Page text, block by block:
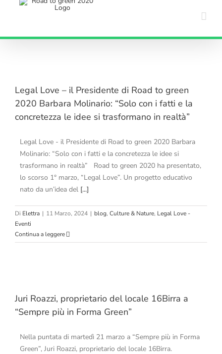
Legal Love – il Presidente di Road to green
2020 Barbara Molinario: “Solo con i fatti e la
concretezza le idee si trasformano in realtà”
Legal Love - il Presidente di Road to green 2020 Barbara
Molinario: “Solo con i fatti e la concretezza le idee si
trasformano in realtà” Road to green 2020 ha presentato,
lo scorso 1° marzo, “Legal Love”. Un progetto educativo
nato da un’idea del [...]
Di Elettra | 11 Marzo, 2024 | blog, Culture & Nature, Legal Love -
Eventi
Continua a leggere
Juri Roazzi, proprietario del locale 16Birra a
“Sempre più in Forma Green”
Nella puntata di martedì 21 marzo a “Sempre più in Forma
Green”, Juri Roazzi, proprietario del locale 16Birra.